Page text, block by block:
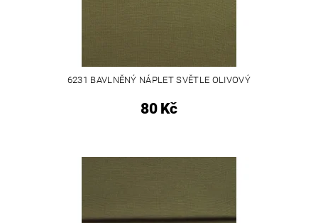
6231 BAVLNĚNÝ NÁPLET SVĚTLE OLIVOVÝ
80 Kč